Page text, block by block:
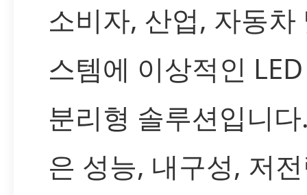
소비자, 산업, 자동차
스템에 이상적인
분리형 솔루션입니
은 성능, 내구성, 저